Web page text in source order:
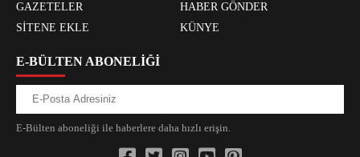
GAZETELER
HABER GÖNDER
SİTENE EKLE
KÜNYE
E-BÜLTEN ABONELİĞİ
E-Bülten aboneliği ile haberlere daha hızlı erişin.